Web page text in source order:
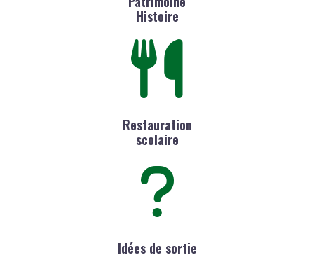
Histoire
Restauration
scolaire
Idées de sortie